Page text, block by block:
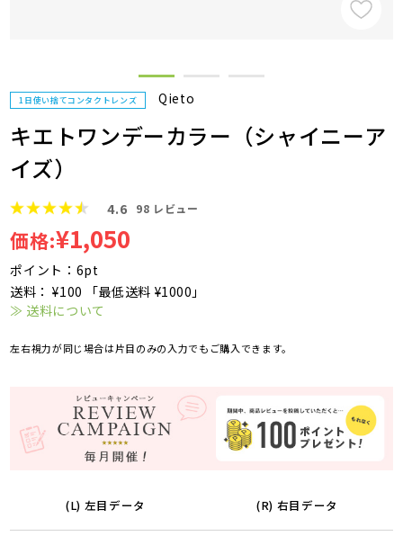
1日使い捨てコンタクトレンズ Qieto
キエトワンデーカラー（シャイニーア
イズ）
4.6 98 レビュー
価格:¥1,050
ポイント：6pt
送料： ¥100 「最低送料 ¥1000」
≫ 送料について
左右視力が同じ場合は片目のみの入力でもご購入できます。
(L) 左目データ (R) 右目データ